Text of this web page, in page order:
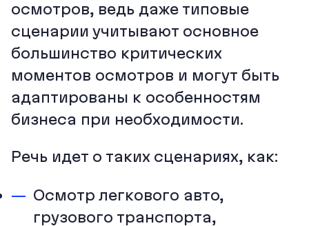
осмотров, ведь даже типовые
сценарии учитывают основное
большинство критических
моментов осмотров и могут быть
адаптированы к особенностям
бизнеса при необходимости.
Речь идет о таких сценариях, как:
Осмотр легкового авто,
грузового транспорта,